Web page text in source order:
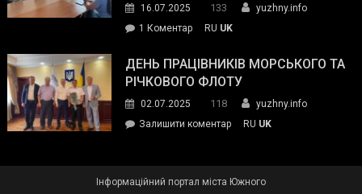
команда
укриття
16.07.2025 133
yuzhny.info
1 Коментардо
Південного
зустрілася
представниками
молодіжної
обговорювали
RU UK
ДЕНЬ ПРАЦІВНИКІВ МОРСЬКОГО ТА
РІЧКОВОГО ФЛОТУ
02.07.2025 118
yuzhny.info
Залишити коментарon
RU UK
Інформаційний портал міста Южного